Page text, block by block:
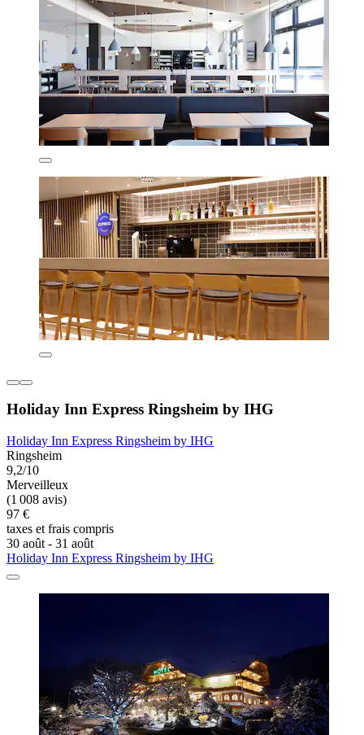
Holiday Inn Express Ringsheim by IHG
Holiday Inn Express Ringsheim by IHG
Ringsheim
9,2/10
Merveilleux
(1 008 avis)
97 €
taxes et frais compris
30 août - 31 août
Holiday Inn Express Ringsheim by IHG